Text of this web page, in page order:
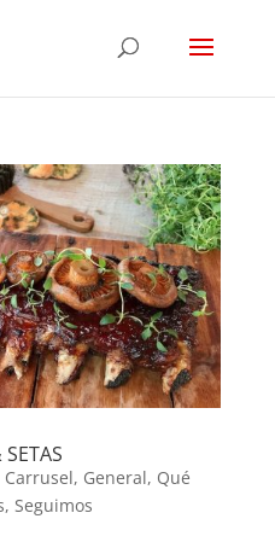
Carrusel, General, Qué
, Seguimos